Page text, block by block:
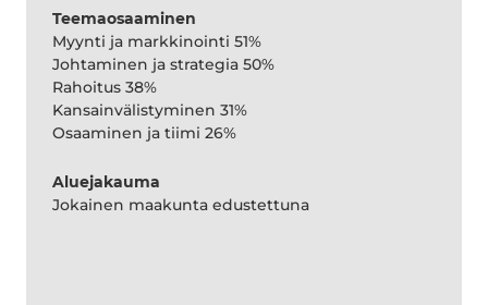
Teemaosaaminen
Myynti ja markkinointi 51%
Johtaminen ja strategia 50%
Rahoitus 38%
Kansainvälistyminen 31%
Osaaminen ja tiimi 26%
Aluejakauma
Jokainen maakunta edustettuna